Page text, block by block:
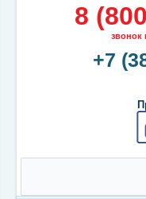
8
звонок
+7